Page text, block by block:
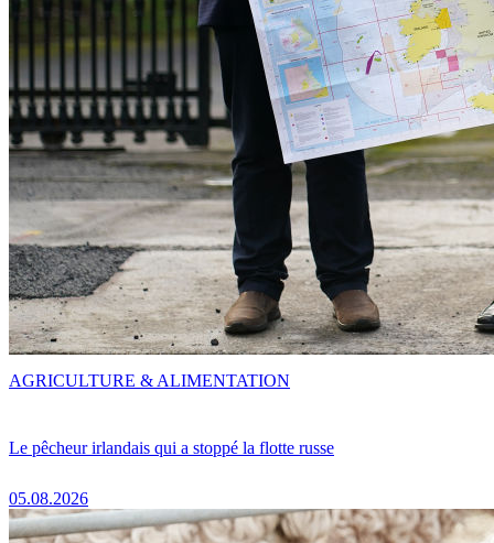
Le pêcheur irlandais qui a stoppé la flotte russe
05.08.2026
AGRICULTURE & ALIMENTATION